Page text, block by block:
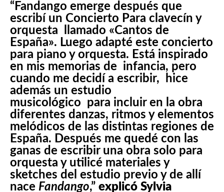
“Fandango emerge después que
escribí un Concierto Para clavecín y
orquesta llamado «Cantos de
España». Luego adapté este concierto
para piano y orquesta. Está inspirado
en mis memorias de infancia, pero
cuando me decidí a escribir, hice
además un estudio
musicológico para incluir en la obra
diferentes danzas, ritmos y elementos
melódicos de las distintas regiones de
España. Después me quedé con las
ganas de escribir una obra solo para
orquesta y utilicé materiales y
sketches del estudio previo y de allí
nace Fandango,” explicó Sylvia